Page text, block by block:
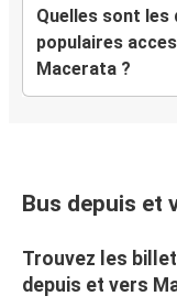
Quelles sont
populaires
Macerata ?
Bus depuis et
Trouvez les
depuis et vers